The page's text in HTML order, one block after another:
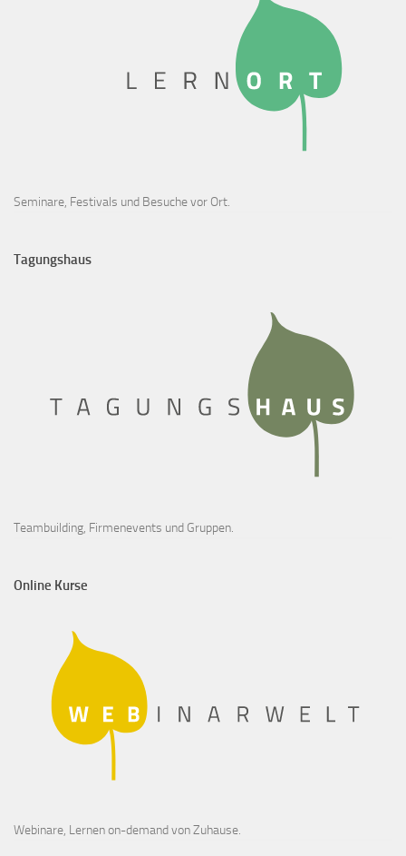
Seminare, Festivals und Besuche vor Ort.
Tagungshaus
Teambuilding, Firmenevents und Gruppen.
Online Kurse
Webinare, Lernen on-demand von Zuhause.